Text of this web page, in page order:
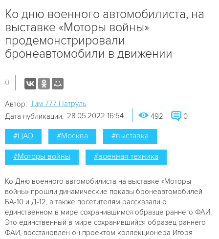
Ко дню военного автомобилиста, на
выставке «Моторы войны»
продемонстрировали
бронеавтомобили в движении
0
Автор: Tим 777 Патруль
Дата публикации: 28.05.2022 16:54 492 0
#ЦАО #Москва #выставка
#Моторы войны #военная техника
Ко Дню военного автомобилиста на выставке «Моторы
войны» прошли динамические показы бронеавтомобилей
БА-10 и Д-12, а также посетителям рассказали о
единственном в мире сохранившимся образце раннего ФАИ.
Это единственный в мире сохранившийся образец раннего
ФАИ, восстановлен он проектом коллекционера Игоря